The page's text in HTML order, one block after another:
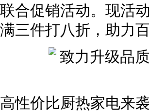
联合促销活动。现活
满三件打八折，助力
高性价比厨热家电来